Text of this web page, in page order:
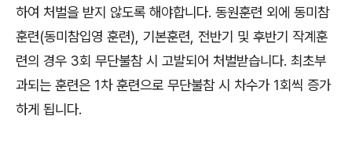
하여 처벌을 받지 않도록 해야합니다. 동원훈련 외에 동미참
훈련(동미참입영 훈련), 기본훈련 전반기 및 후반기 작계훈
련의 경우 3회 무단불참 시 고발되어 처벌받습니다. 최초부
과되는 훈련은 1차 훈련으로 무단불참 시 차수가 1회씩 증가
하게 됩니다.